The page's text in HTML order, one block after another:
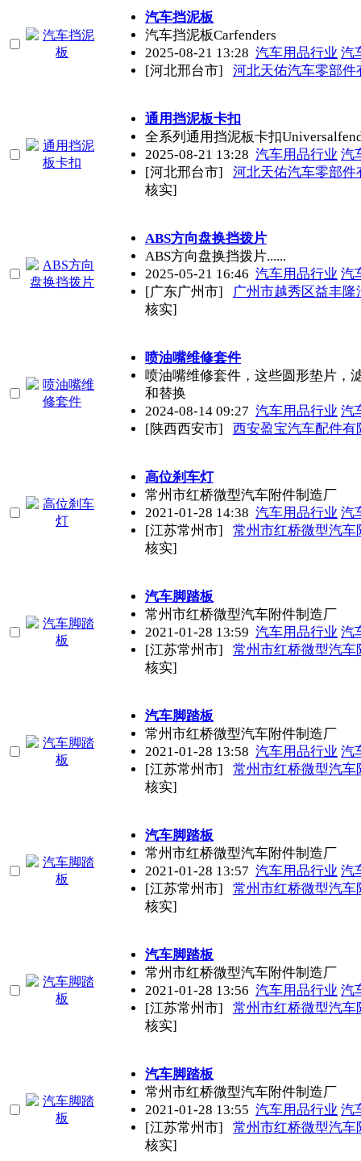
汽车挡泥板
汽车挡泥板Carfenders
2025-08-21 13:28 汽车用品行业 汽
[河北邢台市]
河北天佑汽车零部件
通用挡泥板卡扣
全系列通用挡泥板卡扣
2025-08-21 13:28 汽车用品行业 汽
[河北邢台市]
河北天佑汽车零部件
核实]
ABS方向盘换挡拨片
ABS方向盘换挡拨片......
2025-05-21 16:46 汽车用品行业 汽
[广东广州市]
广州市越秀区益丰隆
核实]
喷油嘴维修套件
喷油嘴维修套件，这些圆形垫片，
和替换
2024-08-14 09:27 汽车用品行业 汽
[陕西西安市]
西安盈宝汽车配件有
高位刹车灯
常州市红桥微型汽车附件制造厂
2021-01-28 14:38 汽车用品行业 汽
[江苏常州市]
常州市红桥微型汽车
核实]
汽车脚踏板
常州市红桥微型汽车附件制造厂
2021-01-28 13:59 汽车用品行业 汽
[江苏常州市]
常州市红桥微型汽车
核实]
汽车脚踏板
常州市红桥微型汽车附件制造厂
2021-01-28 13:58 汽车用品行业 汽
[江苏常州市]
常州市红桥微型汽车
核实]
汽车脚踏板
常州市红桥微型汽车附件制造厂
2021-01-28 13:57 汽车用品行业 汽
[江苏常州市]
常州市红桥微型汽车
核实]
汽车脚踏板
常州市红桥微型汽车附件制造厂
2021-01-28 13:56 汽车用品行业 汽
[江苏常州市]
常州市红桥微型汽车
核实]
汽车脚踏板
常州市红桥微型汽车附件制造厂
2021-01-28 13:55 汽车用品行业 汽
[江苏常州市]
常州市红桥微型汽车
核实]